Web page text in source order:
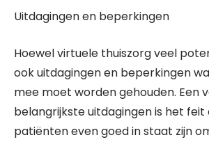
Uitdagingen en beperkingen
Hoewel virtuele thuiszorg veel
ook uitdagingen en beperkingen
mee moet worden gehouden. Een
belangrijkste uitdagingen is het
patiënten even goed in staat zijn